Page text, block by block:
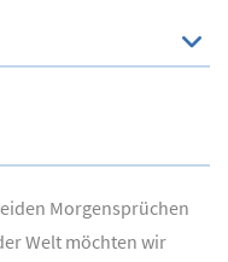
Morgensprüchen
Welt möchten wir